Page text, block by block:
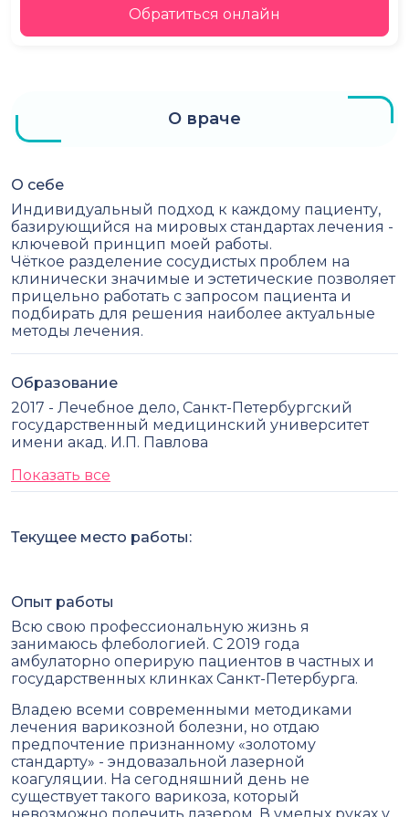
Обратиться онлайн
О враче
О себе
Индивидуальный подход к каждому пациенту,
базирующийся на мировых стандартах лечения -
ключевой принцип моей работы.
Чёткое разделение сосудистых проблем на
клинически значимые и эстетические позволяет
прицельно работать с запросом пациента и
подбирать для решения наиболее актуальные
методы лечения.
Образование
2017 - Лечебное дело, Санкт-Петербургский
государственный медицинский университет
имени акад. И.П. Павлова
Показать все
Текущее место работы:
Опыт работы
Всю свою профессиональную жизнь я
занимаюсь флебологией. С 2019 года
амбулаторно оперирую пациентов в частных и
государственных клинках Санкт-Петербурга.
Владею всеми современными методиками
лечения варикозной болезни, но отдаю
предпочтение признанному «золотому
стандарту» - эндовазальной лазерной
коагуляции. На сегодняшний день не
существует такого варикоза, который
невозможно полечить лазером. В умелых руках у